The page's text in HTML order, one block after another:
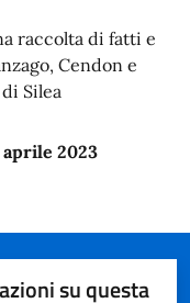
raccolta di fatti e
Cendon e
Silea
2023
su questa